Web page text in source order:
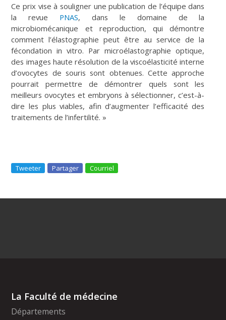
Ce prix vise à souligner une publication de l’équipe dans
la revue PNAS, dans le domaine de la
microbiomécanique et reproduction, qui démontre
comment l’élastographie peut être au service de la
fécondation in vitro. Par microélastographie optique,
des images haute résolution de la viscoélasticité interne
d’ovocytes de souris sont obtenues. Cette approche
pourrait permettre de démontrer quels sont les
meilleurs ovocytes et embryons à sélectionner, c’est-à-
dire les plus viables, afin d’augmenter l’efficacité des
traitements de l’infertilité. »
Tweeter Partager Courriel
La Faculté de médecine
Départements